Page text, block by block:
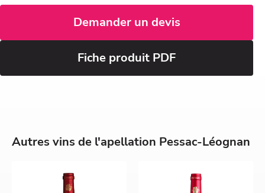
Demander un devis
Fiche produit PDF
Autres vins de l'apellation Pessac-Léognan